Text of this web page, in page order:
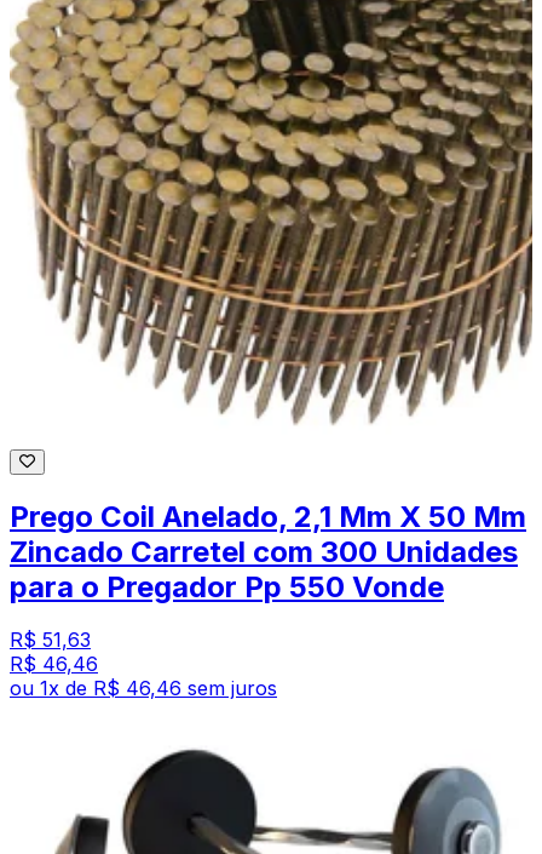
Prego Coil Anelado, 2,1 Mm X 50 Mm
Zincado Carretel com 300 Unidades
para o Pregador Pp 550 Vonde
R$ 51,63
R$ 46,46
ou 1x de R$ 46,46 sem juros